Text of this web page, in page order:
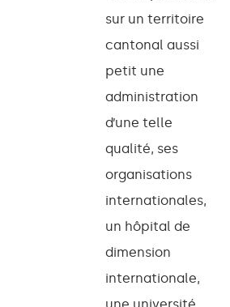
sur un territoire
cantonal aussi
petit une
administration
d’une telle
qualité, ses
organisations
internationales,
un hôpital de
dimension
internationale,